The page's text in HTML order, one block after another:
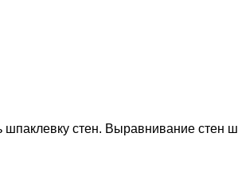
стен. Выравнивание стен